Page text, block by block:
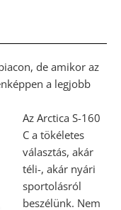
de amikor az
a legjobb
Az Arctica S-160
C a tökéletes
választás, akár
téli-, akár nyári
sportolásról
beszélünk. Nem